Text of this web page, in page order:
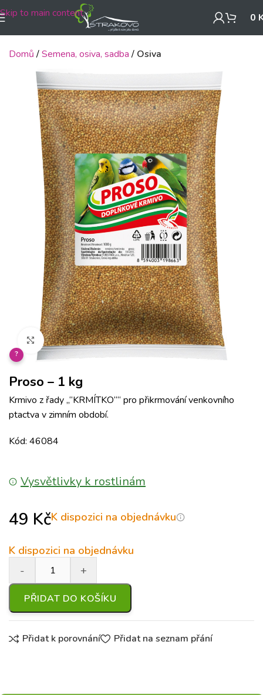
Skip to main content 0
Domů Semena, osiva, sadba Osiva
Klikněte pro zvětšení
?
Proso – 1 kg
Krmivo z řady „“KRMÍTKO““ pro přikrmování venkovního
ptactva v zimním období.
Kód: 46084
Vysvětlivky k rostlinám
49 KčK dispozici na objednávku
K dispozici na objednávku
PŘIDAT DO KOŠÍKU
Přidat k porovnání Přidat na seznam přání